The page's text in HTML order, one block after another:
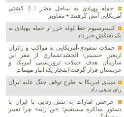
حمله پهپادی به ساحل مصر / 2 کشتی
آمریکایی آتش گرفتند + تصاویر
کنسرسیوم خط لوله خزر از حمله پهپادی به
یک نفتکش خبر داد
حملات سعودی-آمریکایی به مواکب و زائران
اربعین حسینی/ الحشد:شماری از مقر این
سازمان هدف حملات تروریستی آمریکا و
عربستان قرار گرفت/انفجار یک انبار مهمات
سنای آمریکا به طرح توقف جنگ علیه ایران
رای منفی داد
چرخش امارات به تنش زدایی با ایران با
دستور مذاکره مستقیم؛ «بن زاید» چرا تغییر